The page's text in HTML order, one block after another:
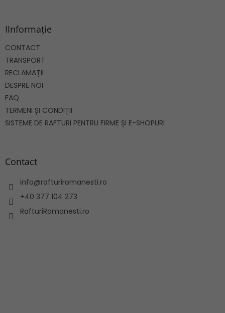
IInformație
CONTACT
TRANSPORT
RECLAMAȚII
DESPRE NOI
FAQ
TERMENI ȘI CONDIȚII
SISTEME DE RAFTURI PENTRU FIRME ȘI E-SHOPURI
Contact
info@rafturiromanesti.ro
+40 377 104 273
RafturiRomanesti.ro